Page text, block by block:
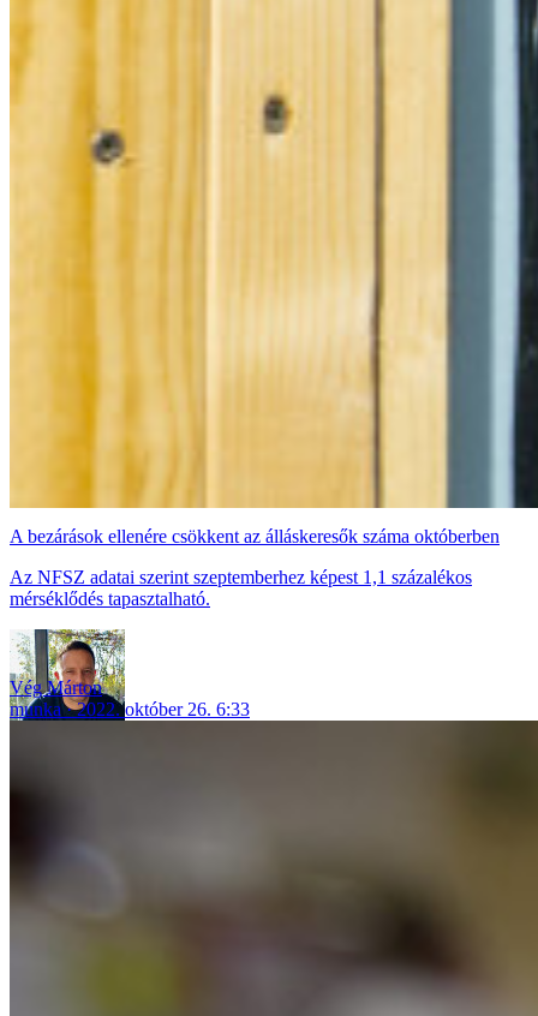
A bezárások ellenére csökkent az álláskeresők száma októberben
Az NFSZ adatai szerint szeptemberhez képest 1,1 százalékos
mérséklődés tapasztalható.
Vég Márton
munka
2022. október 26. 6:33